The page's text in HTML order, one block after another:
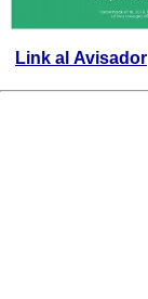
Link al Avisador